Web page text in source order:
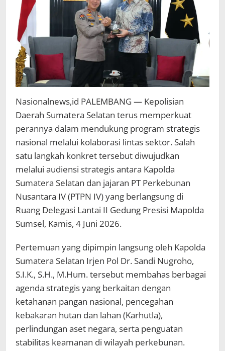
Nasionalnews,id PALEMBANG — Kepolisian
Daerah Sumatera Selatan terus memperkuat
perannya dalam mendukung program strategis
nasional melalui kolaborasi lintas sektor. Salah
satu langkah konkret tersebut diwujudkan
melalui audiensi strategis antara Kapolda
Sumatera Selatan dan jajaran PT Perkebunan
Nusantara IV (PTPN IV) yang berlangsung di
Ruang Delegasi Lantai II Gedung Presisi Mapolda
Sumsel, Kamis, 4 Juni 2026.
Pertemuan yang dipimpin langsung oleh Kapolda
Sumatera Selatan Irjen Pol Dr. Sandi Nugroho,
S.I.K., S.H., M.Hum. tersebut membahas berbagai
agenda strategis yang berkaitan dengan
ketahanan pangan nasional, pencegahan
kebakaran hutan dan lahan (Karhutla),
perlindungan aset negara, serta penguatan
stabilitas keamanan di wilayah perkebunan.